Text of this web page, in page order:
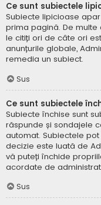
Ce sunt subiectele
Subiecte lipicioase
prima pagină. De
le citiți ori de câte ori
anunțurile globale,
remedia un subiect.
Sus
Ce sunt subiectele
Subiecte închise sunt
răspunde și sondajele
automat. Subiectele
decizie este luată de
vă puteți închide
acordate de
Sus